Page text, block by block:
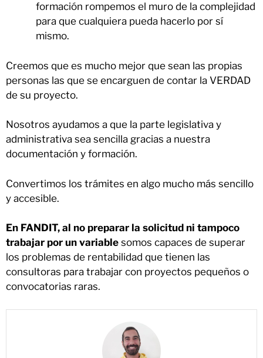
formación rompemos el muro de la complejidad
para que cualquiera pueda hacerlo por sí
mismo.
Creemos que es mucho mejor que sean las propias
personas las que se encarguen de contar la VERDAD
de su proyecto.
Nosotros ayudamos a que la parte legislativa y
administrativa sea sencilla gracias a nuestra
documentación y formación.
Convertimos los trámites en algo mucho más sencillo
y accesible.
En FANDIT, al no preparar la solicitud ni tampoco
trabajar por un variable somos capaces de superar
los problemas de rentabilidad que tienen las
consultoras para trabajar con proyectos pequeños o
convocatorias raras.